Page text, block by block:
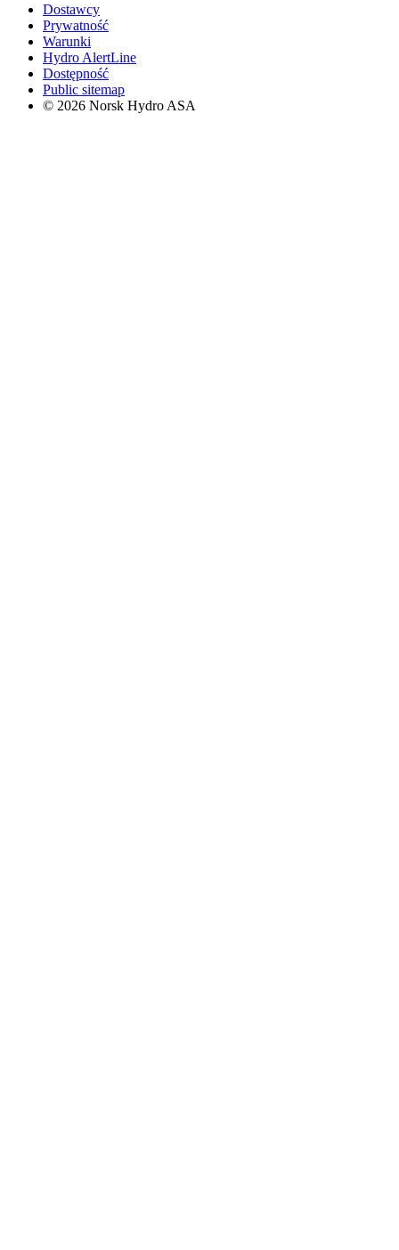
Dostawcy
Prywatność
Warunki
Hydro AlertLine
Dostępność
Public sitemap
© 2026 Norsk Hydro ASA